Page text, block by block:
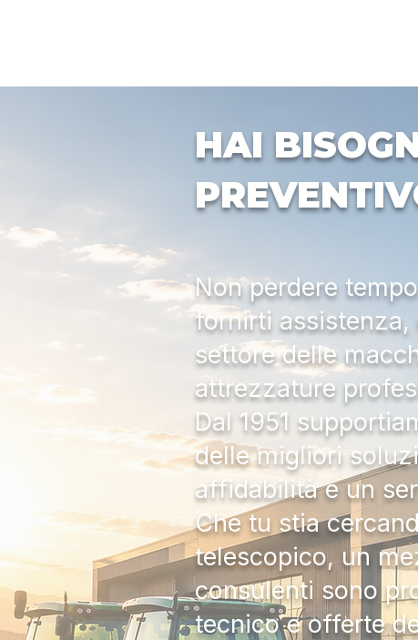
HAI
Non perdere
fornirti assistenza,
settore delle
attrezzature
Dal 1951
delle migliori
affidabilità e un
Che tu stia
telescopico, un
consulenti sono
tecnico e offerte